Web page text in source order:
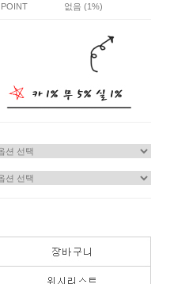
POINT 없음 (1%)